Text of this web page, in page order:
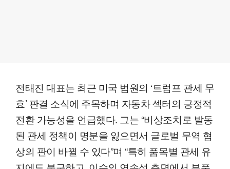
전태진 대표는 최근 미국 법원의 ‘트럼프 관세 무
효’ 판결 소식에 주목하며 자동차 섹터의 긍정적
전환 가능성을 언급했다. 그는 “비상조치로 발동
된 관세 정책이 명분을 잃으면서 글로벌 무역 협
상의 판이 바뀔 수 있다”며 “특히 품목별 관세 유